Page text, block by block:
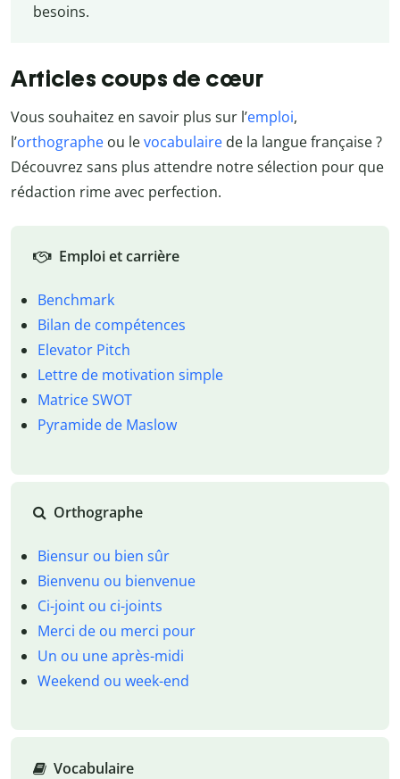
besoins.
Articles coups de cœur
Vous souhaitez en savoir plus sur l’emploi,
l’orthographe ou levocabulaire de la langue française ?
Découvrez sans plus attendre notre sélection pour que
rédaction rime avec perfection.
Emploi et carrière
Benchmark
Bilan de compétences
Elevator Pitch
Lettre de motivation simple
Matrice SWOT
Pyramide de Maslow
Orthographe
Biensur ou bien sûr
Bienvenu ou bienvenue
Ci-joint ou ci-joints
Merci de ou merci pour
Un ou une après-midi
Weekend ou week-end
Vocabulaire